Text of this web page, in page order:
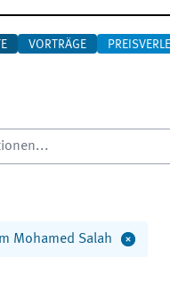
VORTRÄGE
Mohamed Salah